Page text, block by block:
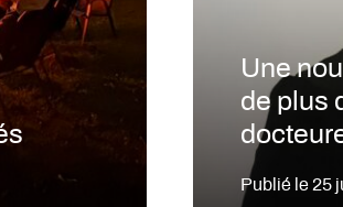
Une
de plus
Publié le 25